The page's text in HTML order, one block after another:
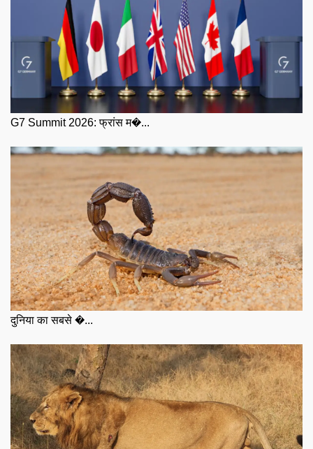
G7 Summit 2026: फ्रांस म�...
दुनिया का सबसे �...